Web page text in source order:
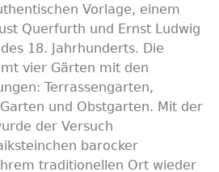
Vorlage, einem
Querfurth und Ernst Ludwig
18. Jahrhunderts. Die
vier Gärten mit den
Terrassengarten,
und Obstgarten. Mit der
der Versuch
barocker
traditionellen Ort wieder